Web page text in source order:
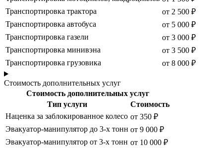
Транспортировка трактора
от 2 500 ₽
Транспортировка автобуса
от 5 000 ₽
Транспортировка газели
от 3 000 ₽
Транспортировка минивэна
от 3 500 ₽
Транспортировка грузовика
от 8 000 ₽
Стоимость дополнительных услуг
Стоимость дополнительных услуг
Тип услуги
Стоимость
Наценка за заблокированное колесо от 350 ₽
Эвакуатор-манипулятор до 3-х тонн от 9 000 ₽
Эвакуатор-манипулятор от 3-х тонн от 10 000 ₽